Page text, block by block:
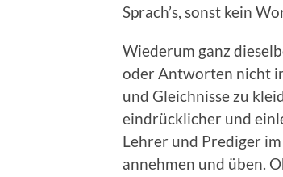
Sprach’s, sonst kein
Wiederum ganz
oder Antworten nicht
und Gleichnisse zu
eindrücklicher und
Lehrer und Prediger
annehmen und üben.